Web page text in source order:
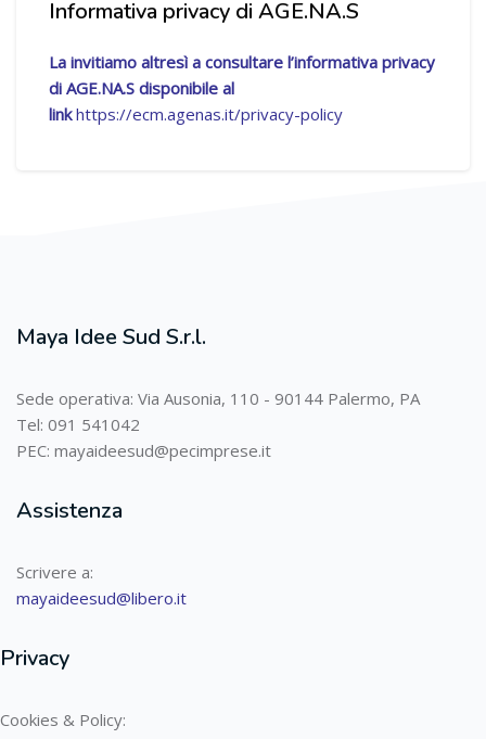
Informativa privacy di AGE.NA.S
La invitiamo altresì a consultare l’informativa privacy
di AGE.NA.S disponibile al
linkhttps://ecm.agenas.it/privacy-policy
Maya Idee Sud S.r.l.
Sede operativa: Via Ausonia, 110 - 90144 Palermo, PA
Tel: 091 541042
PEC: mayaideesud@pecimprese.it
Assistenza
Scrivere a:
mayaideesud@libero.it
Privacy
Cookies & Policy: